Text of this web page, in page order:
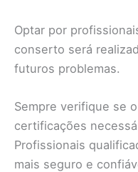
Optar por
conserto será
futuros problemas.
Sempre verifique se
certificações
Profissionais
mais seguro e